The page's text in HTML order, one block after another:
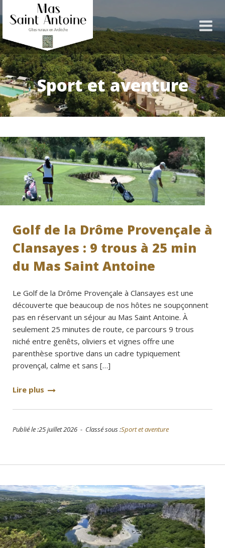
Sport et aventure
Golf de la Drôme Provençale à
Clansayes : 9 trous à 25 min
du Mas Saint Antoine
Le Golf de la Drôme Provençale à Clansayes est une
découverte que beaucoup de nos hôtes ne soupçonnent
pas en réservant un séjour au Mas Saint Antoine. À
seulement 25 minutes de route, ce parcours 9 trous
niché entre genêts, oliviers et vignes offre une
parenthèse sportive dans un cadre typiquement
provençal, calme et sans […]
Lire plus
Publié le :25 juillet 2026 - Classé sous :Sport et aventure